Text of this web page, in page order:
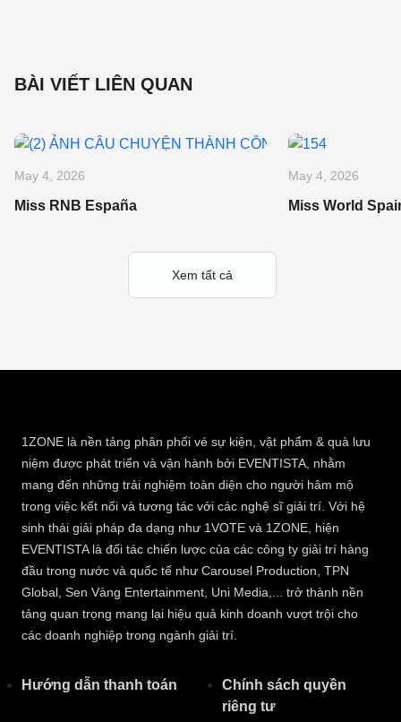
BÀI VIẾT LIÊN QUAN
May 4, 2026
Miss RNB España
May 4, 2026
Miss World
Xem tất cả
1ZONE là nền tảng phân phối vé sự kiện, vật phẩm & quà lưu
niệm được phát triển và vận hành bởi EVENTISTA, nhằm
mang đến những trải nghiệm toàn diện cho người hâm mộ
trong việc kết nối và tương tác với các nghệ sĩ giải trí. Với hệ
sinh thái giải pháp đa dạng như 1VOTE và 1ZONE, hiện
EVENTISTA là đối tác chiến lược của các công ty giải trí hàng
đầu trong nước và quốc tế như Carousel Production, TPN
Global, Sen Vàng Entertainment, Uni Media,... trở thành nền
tảng quan trọng mang lại hiệu quả kinh doanh vượt trội cho
các doanh nghiệp trong ngành giải trí.
Hướng dẫn thanh toán
Chính sách quyền
riêng tư​